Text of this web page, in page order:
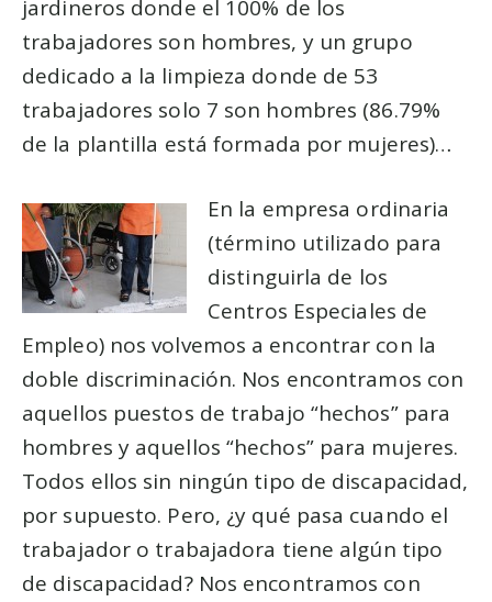
jardineros donde el 100% de los
trabajadores son hombres, y un grupo
dedicado a la limpieza donde de 53
trabajadores solo 7 son hombres (86.79%
de la plantilla está formada por mujeres)…
En la empresa ordinaria
(término utilizado para
distinguirla de los
Centros Especiales de
Empleo) nos volvemos a encontrar con la
doble discriminación. Nos encontramos con
aquellos puestos de trabajo “hechos” para
hombres y aquellos “hechos” para mujeres.
Todos ellos sin ningún tipo de discapacidad,
por supuesto. Pero, ¿y qué pasa cuando el
trabajador o trabajadora tiene algún tipo
de discapacidad? Nos encontramos con